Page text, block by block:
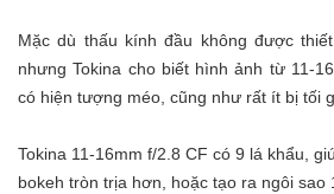
Mặc dù thấu kính đầu không được
nhưng Tokina cho biết hình ảnh từ 11-
có hiện tượng méo, cũng như rất ít bị tối
Tokina 11-16mm f/2.8 CF có 9 lá khẩu,
bokeh tròn trịa hơn, hoặc tạo ra ngôi sao